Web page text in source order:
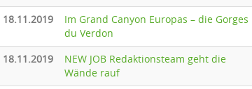
18.11.2019
Im Grand Canyon Europas – die Gorges
du Verdon
18.11.2019
NEW JOB Redaktionsteam geht die
Wände rauf